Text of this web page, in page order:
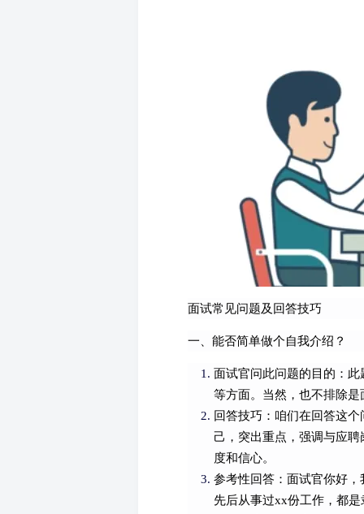
面试常见问题及回答技巧
一、能否简单做个自我介绍？
面试官问此问题的目的：
等方面。当然，也不排除
回答技巧：咱们在回答这
己，突出重点，强调与应
度和信心。
参考性回答：面试官你好
先后从事过xx份工作，都